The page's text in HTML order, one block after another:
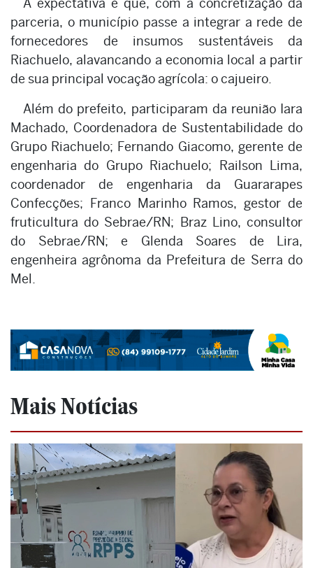
A expectativa é que, com a concretização da
parceria, o município passe a integrar a rede de
fornecedores de insumos sustentáveis da
Riachuelo, alavancando a economia local a partir
de sua principal vocação agrícola: o cajueiro.
Além do prefeito, participaram da reunião Iara
Machado, Coordenadora de Sustentabilidade do
Grupo Riachuelo; Fernando Giacomo, gerente de
engenharia do Grupo Riachuelo; Railson Lima,
coordenador de engenharia da Guararapes
Confecções; Franco Marinho Ramos, gestor de
fruticultura do Sebrae/RN; Braz Lino, consultor
do Sebrae/RN; e Glenda Soares de Lira,
engenheira agrônoma da Prefeitura de Serra do
Mel.
Mais Notícias